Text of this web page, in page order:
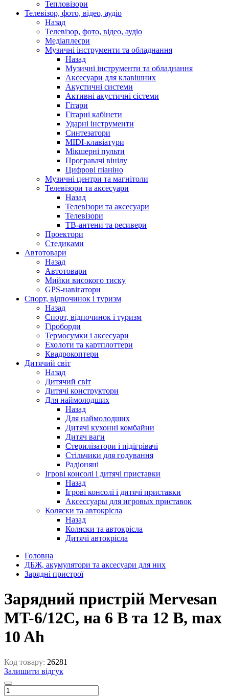
Тепловізори
Телевізор, фото, відео, аудіо
Назад
Телевізор, фото, відео, аудіо
Медіаплеєри
Музичні інструменти та обладнання
Назад
Музичні інструменти та обладнання
Аксесуари для клавішних
Акустичні системи
Активні акустичні сістеми
Гітари
Гітарні кабінети
Ударні інструменти
Синтезатори
MIDI-клавіатури
Мікшерні пульти
Програвачі вінілу
Цифрові піаніно
Музичні центри та магнітоли
Телевізори та аксесуари
Назад
Телевізори та аксесуари
Телевізори
ТВ-антени та ресивери
Проектори
Стедиками
Автотовари
Назад
Автотовари
Мийки високого тиску
GPS-навігатори
Спорт, відпочинок і туризм
Назад
Спорт, відпочинок і туризм
Гіроборди
Термосумки і аксесуари
Ехолоти та картплоттери
Квадрокоптери
Дитячий світ
Назад
Дитячий світ
Дитячі конструктори
Для наймолодших
Назад
Для наймолодших
Дитячі кухонні комбайни
Дитяч ваги
Стерилізатори і підігрівачі
Стільчики для годування
Радіоняні
Ігрові консолі і дитячі приставки
Назад
Ігрові консолі і дитячі приставки
Аксессуары для игровых приставок
Коляски та автокрісла
Назад
Коляски та автокрісла
Дитячі автокрісла
Головна
ДБЖ, акумулятори та аксесуари для них
Зарядні пристрої
Зарядний пристрій Mervesan
MT-6/12C, на 6 В та 12 В, max
10 Ah
Код товару: 26281
Залишити відгук